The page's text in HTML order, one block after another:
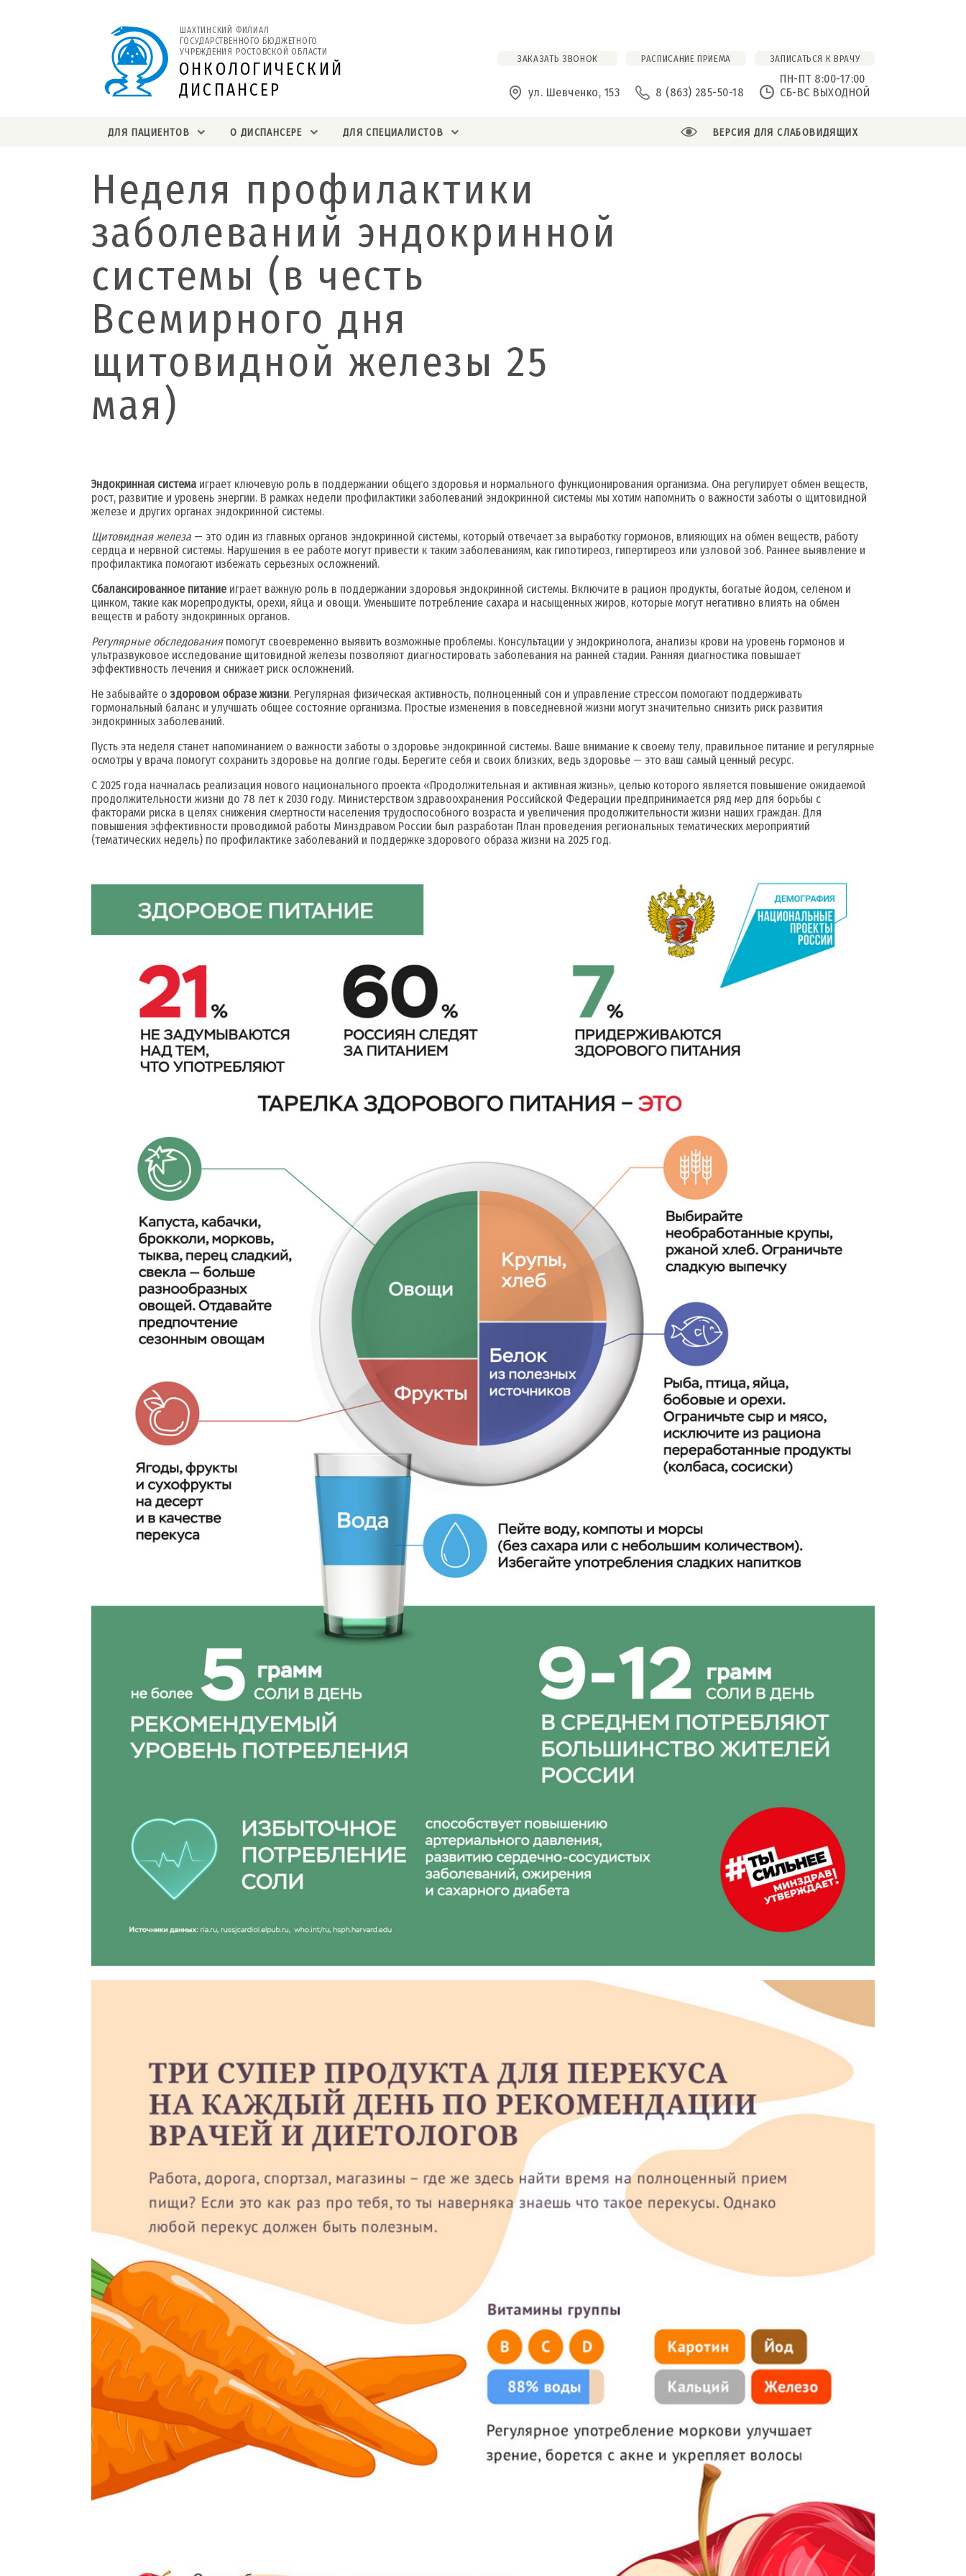
ОНКОЛОГИЧЕСКИЙ
ДИСПАНСЕР
ШАХТИНСКИЙ ФИЛИАЛ
ГОСУДАРСТВЕННОГО БЮДЖЕТНОГО
УЧРЕЖДЕНИЯ РОСТОВСКОЙ ОБЛАСТИ
ЗАКАЗАТЬ ЗВОНОК РАСПИСАНИЕ ПРИЕМА ЗАПИСАТЬСЯ К ВРАЧУ
ул. Шевченко, 153 8 (863) 285-50-18
ПН-ПТ 8:00-17:00
СБ-ВС ВЫХОДНОЙ
ДЛЯ ПАЦИЕНТОВ О ДИСПАНСЕРЕ ДЛЯ СПЕЦИАЛИСТОВ ВЕРСИЯ ДЛЯ СЛАБОВИДЯЩИХ
Неделя профилактики
заболеваний эндокринной
системы (в честь
Всемирного дня
щитовидной железы 25
мая)
Эндокринная системаиграет ключевую роль в поддержании общего здоровья и нормального функционирования организма. Она регулирует обмен веществ,
рост, развитие и уровень энергии. В рамках недели профилактики заболеваний эндокринной системы мы хотим напомнить о важности заботы о щитовидной
железе и других органах эндокринной системы.
Щитовидная железа — это один из главных органов эндокринной системы, который отвечает за выработку гормонов, влияющих на обмен веществ, работу
сердца и нервной системы. Нарушения в ее работе могут привести к таким заболеваниям, как гипотиреоз, гипертиреоз или узловой зоб. Раннее выявление и
профилактика помогают избежать серьезных осложнений.
Сбалансированное питаниеиграет важную роль в поддержании здоровья эндокринной системы. Включите в рацион продукты, богатые йодом, селеном и
цинком, такие как морепродукты, орехи, яйца и овощи. Уменьшите потребление сахара и насыщенных жиров, которые могут негативно влиять на обмен
веществ и работу эндокринных органов.
Регулярные обследованияпомогут своевременно выявить возможные проблемы. Консультации у эндокринолога, анализы крови на уровень гормонов и
ультразвуковое исследование щитовидной железы позволяют диагностировать заболевания на ранней стадии. Ранняя диагностика повышает
эффективность лечения и снижает риск осложнений.
Не забывайте оздоровом образе жизни. Регулярная физическая активность, полноценный сон и управление стрессом помогают поддерживать
гормональный баланс и улучшать общее состояние организма. Простые изменения в повседневной жизни могут значительно снизить риск развития
эндокринных заболеваний.
Пусть эта неделя станет напоминанием о важности заботы о здоровье эндокринной системы. Ваше внимание к своему телу, правильное питание и регулярные
осмотры у врача помогут сохранить здоровье на долгие годы. Берегите себя и своих близких, ведь здоровье — это ваш самый ценный ресурс.
С 2025 года начналась реализация нового национального проекта «Продолжительная и активная жизнь», целью которого является повышение ожидаемой
продолжительности жизни до 78 лет к 2030 году. Министерством здравоохранения Российской Федерации предпринимается ряд мер для борьбы с
факторами риска в целях снижения смертности населения трудоспособного возраста и увеличения продолжительности жизни наших граждан. Для
повышения эффективности проводимой работы Минздравом России был разработан План проведения региональных тематических мероприятий
(тематических недель) по профилактике заболеваний и поддержке здорового образа жизни на 2025 год.